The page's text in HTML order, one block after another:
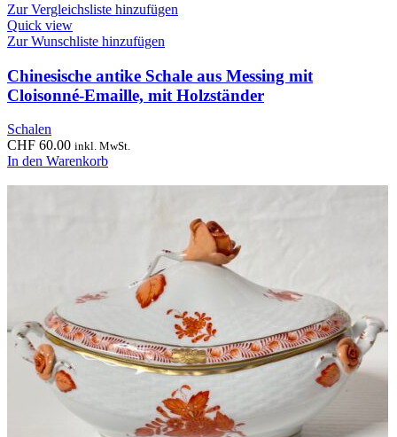
Zur Vergleichsliste hinzufügen
Quick view
Zur Wunschliste hinzufügen
Chinesische antike Schale aus Messing mit
Cloisonné-Emaille, mit Holzständer
Schalen
CHF 60.00 inkl. MwSt.
In den Warenkorb